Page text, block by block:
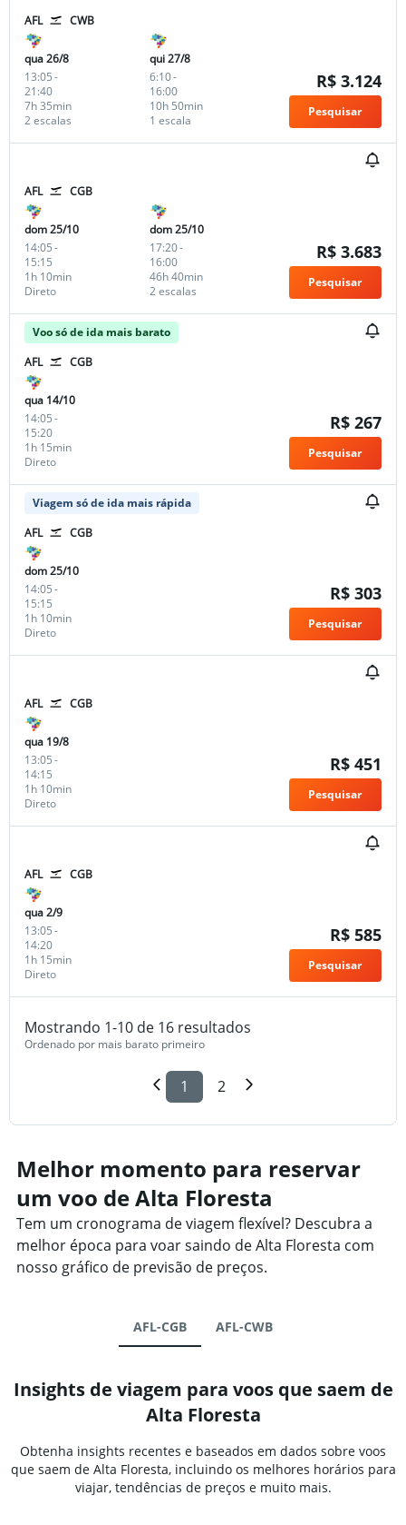
AFL CWB
qua 26/8
13:05-
21:40
2 escalas
7h 35min
qui 27/8
6:10-
16:00
1 escala
10h 50min
R$ 3.124
Pesquisar
AFL CGB
dom 25/10
14:05-
15:15
Direto
1h 10min
dom 25/10
17:20-
16:00
2 escalas
46h 40min
R$ 3.683
Pesquisar
Voo só de ida mais barato
AFL
CGB
qua 14/10
14:05-
15:20
Direto
1h 15min
R$ 267
Pesquisar
Viagem só de ida mais rápida
AFL
CGB
dom 25/10
14:05-
15:15
Direto
1h 10min
R$ 303
Pesquisar
AFL CGB
qua 19/8
13:05-
14:15
Direto
1h 10min
R$ 451
Pesquisar
AFL CGB
qua 2/9
13:05-
14:20
Direto
1h 15min
R$ 585
Pesquisar
Mostrando 1-10 de 16 resultados
Ordenado por mais barato primeiro
1 2
Melhor momento para reservar
um voo de Alta Floresta
Tem um cronograma de viagem flexível? Descubra a
melhor época para voar saindo de Alta Floresta com
nosso gráfico de previsão de preços.
AFL-CGB AFL-CWB
Insights de viagem para voos que saem de
Alta Floresta
Obtenha insights recentes e baseados em dados sobre voos
que saem de Alta Floresta, incluindo os melhores horários para
viajar, tendências de preços e muito mais.